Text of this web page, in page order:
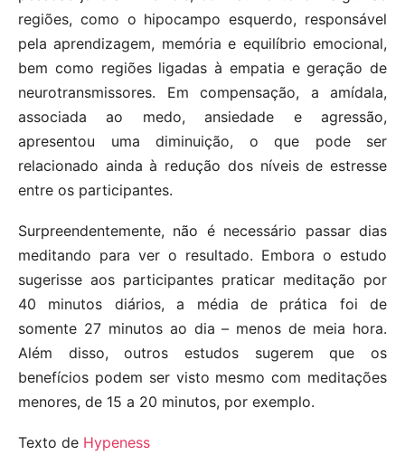
regiões, como o hipocampo esquerdo, responsável
pela aprendizagem, memória e equilíbrio emocional,
bem como regiões ligadas à empatia e geração de
neurotransmissores. Em compensação, a amídala,
associada ao medo, ansiedade e agressão,
apresentou uma diminuição, o que pode ser
relacionado ainda à redução dos níveis de estresse
entre os participantes.
Surpreendentemente, não é necessário passar dias
meditando para ver o resultado. Embora o estudo
sugerisse aos participantes praticar meditação por
40 minutos diários, a média de prática foi de
somente 27 minutos ao dia – menos de meia hora.
Além disso, outros estudos sugerem que os
benefícios podem ser visto mesmo com meditações
menores, de 15 a 20 minutos, por exemplo.
Texto de Hypeness